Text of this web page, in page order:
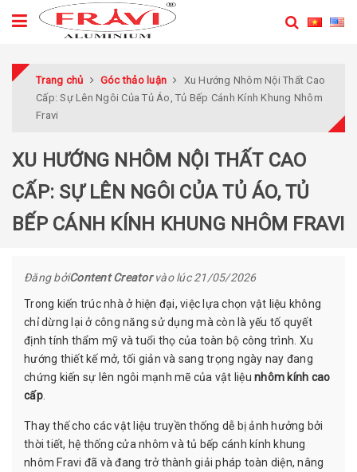
Trang chủ Góc thảo luận
Xu Hướng Nhôm Nội Thất Cao
Cấp: Sự Lên Ngôi Của Tủ Áo, Tủ Bếp Cánh Kính Khung Nhôm
Fravi
XU HƯỚNG NHÔM NỘI THẤT CAO
CẤP: SỰ LÊN NGÔI CỦA TỦ ÁO, TỦ
BẾP CÁNH KÍNH KHUNG NHÔM FRAVI
Đăng bởiContent Creator vào lúc21/05/2026
Trong kiến trúc nhà ở hiện đại, việc lựa chọn vật liệu không
chỉ dừng lại ở công năng sử dụng mà còn là yếu tố quyết
định tính thẩm mỹ và tuổi thọ của toàn bộ công trình. Xu
hướng thiết kế mở, tối giản và sang trọng ngày nay đang
chứng kiến sự lên ngôi mạnh mẽ của vật liệu nhôm kính cao
cấp.
Thay thế cho các vật liệu truyền thống dễ bị ảnh hưởng bởi
thời tiết, hệ thống cửa nhôm và tủ bếp cánh kính khung
nhôm Fravi đã và đang trở thành giải pháp toàn diện, nâng